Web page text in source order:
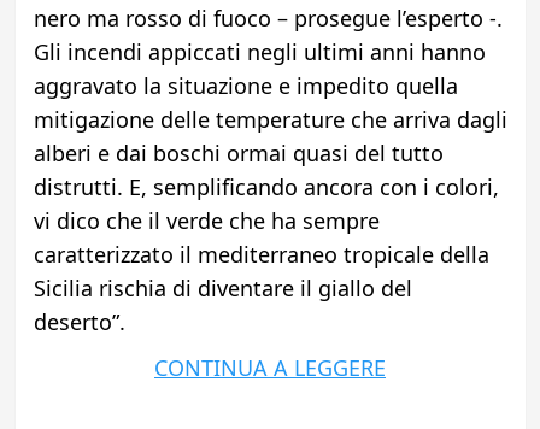
nero ma rosso di fuoco – prosegue l’esperto -.
Gli incendi appiccati negli ultimi anni hanno
aggravato la situazione e impedito quella
mitigazione delle temperature che arriva dagli
alberi e dai boschi ormai quasi del tutto
distrutti. E, semplificando ancora con i colori,
vi dico che il verde che ha sempre
caratterizzato il mediterraneo tropicale della
Sicilia rischia di diventare il giallo del
deserto”.
CONTINUA A LEGGERE